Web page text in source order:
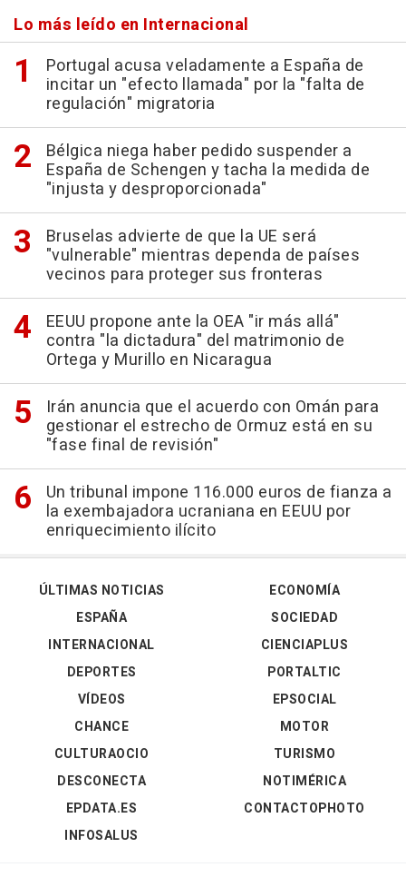
Lo más leído en Internacional
Portugal acusa veladamente a España de
incitar un "efecto llamada" por la "falta de
regulación" migratoria
Bélgica niega haber pedido suspender a
España de Schengen y tacha la medida de
"injusta y desproporcionada"
Bruselas advierte de que la UE será
"vulnerable" mientras dependa de países
vecinos para proteger sus fronteras
EEUU propone ante la OEA "ir más allá"
contra "la dictadura" del matrimonio de
Ortega y Murillo en Nicaragua
Irán anuncia que el acuerdo con Omán para
gestionar el estrecho de Ormuz está en su
"fase final de revisión"
Un tribunal impone 116.000 euros de fianza a
la exembajadora ucraniana en EEUU por
enriquecimiento ilícito
ÚLTIMAS NOTICIAS
ESPAÑA
INTERNACIONAL
DEPORTES
VÍDEOS
ECONOMÍA
SOCIEDAD
CIENCIAPLUS
PORTALTIC
EPSOCIAL
CHANCE
CULTURAOCIO
DESCONECTA
EPDATA.ES
INFOSALUS
MOTOR
TURISMO
NOTIMÉRICA
CONTACTOPHOTO